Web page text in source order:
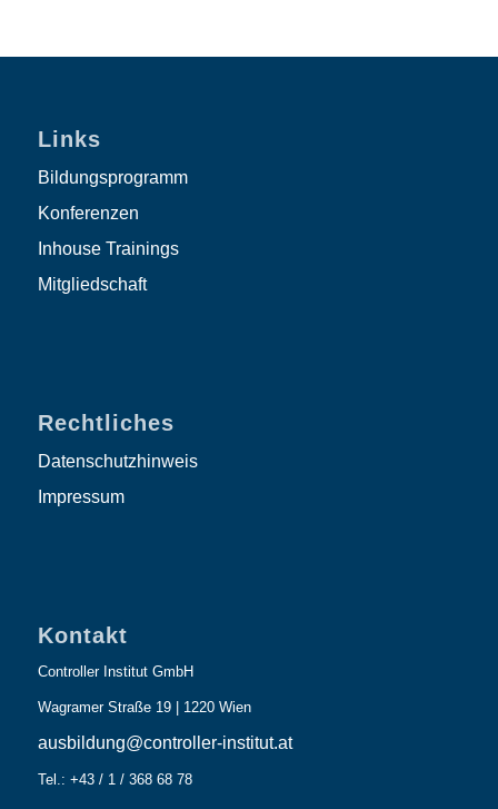
Links
Bildungsprogramm
Konferenzen
Inhouse Trainings
Mitgliedschaft
Rechtliches
Datenschutzhinweis
Impressum
Kontakt
Controller Institut GmbH
Wagramer Straße 19 | 1220 Wien
ausbildung@controller-institut.at
Tel.: +43 / 1 / 368 68 78